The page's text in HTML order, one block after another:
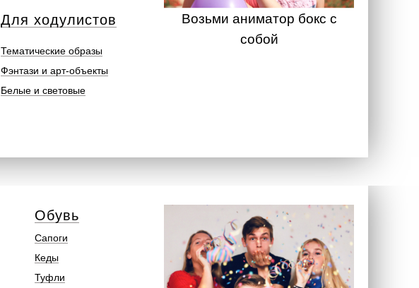
Тематические образы
Фэнтази и арт-объекты
Белые и световые
Для ходулистов
Возьми аниматор бокс с
собой
Обувь
Сапоги
Кеды
Туфли